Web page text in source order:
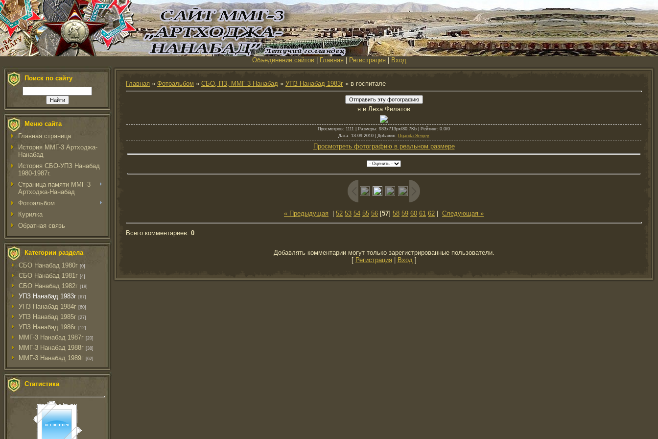
Объединение сайтов| Главная Регистрация Вход
Поиск по сайту
Меню сайта
Главная страница
История ММГ-3 Артходжа-
Нанабад
История СБО-УПЗ Нанабад
1980-1987г.
Страница памяти ММГ-3
Артходжа-Нанабад
Фотоальбом
Курилка
Обратная связь
Категории раздела
СБО Нанабад 1980г [0]
СБО Нанабад 1981г [4]
СБО Нанабад 1982г [18]
УПЗ Нанабад 1983г [67]
УПЗ Нанабад 1984г [60]
УПЗ Нанабад 1985г [27]
УПЗ Нанабад 1986г [12]
ММГ-3 Нанабад 1987г [20]
ММГ-3 Нанабад 1988г [38]
ММГ-3 Нанабад 1989г [62]
Статистика
Главная » Фотоальбом » СБО, ПЗ, ММГ-3 Нанабад » УПЗ Нанабад 1983г » в госпитале
я и Леха Филатов
Просмотров: 1111 | Размеры: 933x713px/80.7Kb | Рейтинг: 0.0/0
Дата: 13.09.2010 | Добавил: Uganda-Sergey
Просмотреть фотографию в реальном размере
« Предыдущая 52 53 54 55 56 [57] 58 59 60 61 62 Следующая »
Всего комментариев: 0
Добавлять комментарии могут только зарегистрированные пользователи.
[ Регистрация | Вход ]